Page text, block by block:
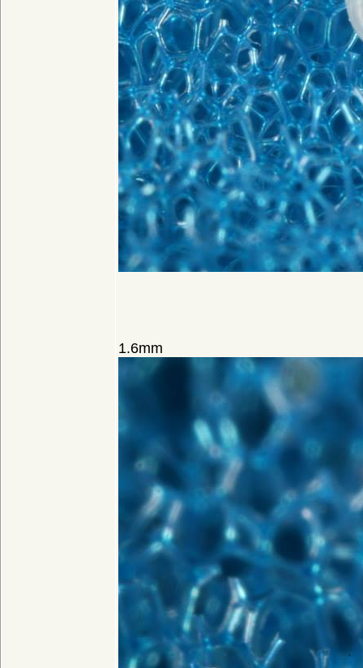
1.6mm